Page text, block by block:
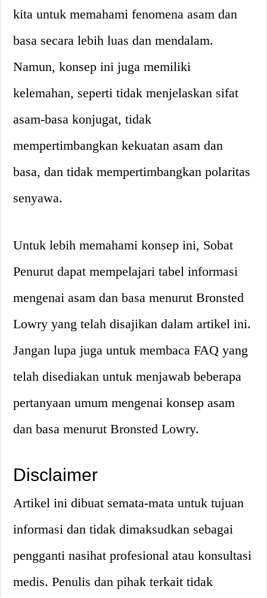
kita untuk memahami fenomena asam dan
basa secara lebih luas dan mendalam.
Namun, konsep ini juga memiliki
kelemahan, seperti tidak menjelaskan sifat
asam-basa konjugat, tidak
mempertimbangkan kekuatan asam dan
basa, dan tidak mempertimbangkan polaritas
senyawa.
Untuk lebih memahami konsep ini, Sobat
Penurut dapat mempelajari tabel informasi
mengenai asam dan basa menurut Bronsted
Lowry yang telah disajikan dalam artikel ini.
Jangan lupa juga untuk membaca FAQ yang
telah disediakan untuk menjawab beberapa
pertanyaan umum mengenai konsep asam
dan basa menurut Bronsted Lowry.
Disclaimer
Artikel ini dibuat semata-mata untuk tujuan
informasi dan tidak dimaksudkan sebagai
pengganti nasihat profesional atau konsultasi
medis. Penulis dan pihak terkait tidak